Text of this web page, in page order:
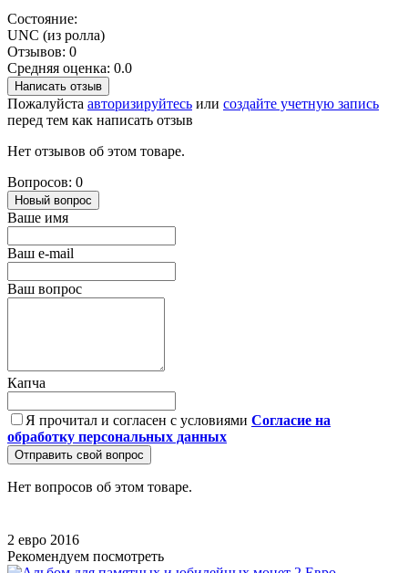
Состояние:
UNC (из ролла)
Отзывов: 0
Средняя оценка: 0.0
Написать отзыв
Пожалуйста авторизируйтесь или создайте учетную запись
перед тем как написать отзыв
Нет отзывов об этом товаре.
Вопросов: 0
Новый вопрос
Ваше имя
Ваш e-mail
Ваш вопрос
Капча
Я прочитал и согласен с условиями Согласие на
обработку персональных данных
Отправить свой вопрос
Нет вопросов об этом товаре.
2 евро 2016
Рекомендуем посмотреть